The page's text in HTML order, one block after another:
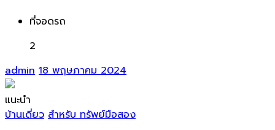
ที่จอดรถ
2
admin 18 พฤษภาคม 2024
แนะนำ
บ้านเดี่ยว สำหรับ ทรัพย์มือสอง